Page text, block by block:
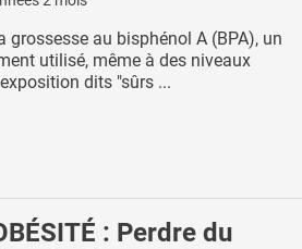
grossesse au bisphénol A (BPA), un
utilisé, même à des niveaux
dits "sûrs ...
: Perdre du